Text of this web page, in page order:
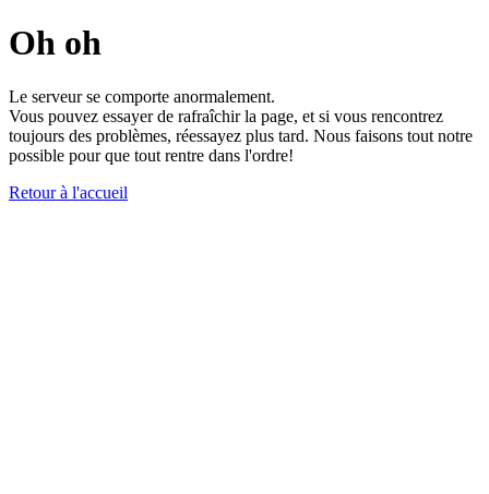
Oh oh
Le serveur se comporte anormalement.
Vous pouvez essayer de rafraîchir la page, et si vous rencontrez
toujours des problèmes, réessayez plus tard. Nous faisons tout notre
possible pour que tout rentre dans l'ordre!
Retour à l'accueil